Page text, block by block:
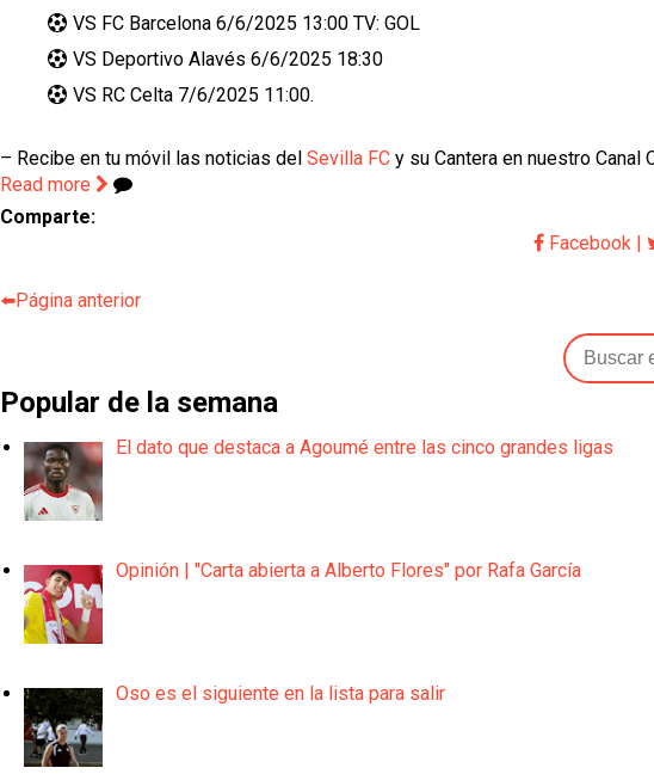
VS FC Barcelona 6/6/2025 13:00 TV: GOL
VS Deportivo Alavés 6/6/2025 18:30
VS RC Celta 7/6/2025 11:00.
– Recibe en tu móvil las noticias del Sevilla FC y su Cantera en nuestro Canal
Read more
Comparte:
Facebook |
⬅️Página anterior
Popular de la semana
El dato que destaca a Agoumé entre las cinco grandes ligas
Opinión | "Carta abierta a Alberto Flores" por Rafa García
Oso es el siguiente en la lista para salir